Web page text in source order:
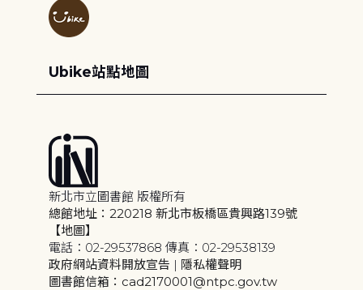
Ubike站點地圖
新北市立圖書館 版權所有
總館地址：220218 新北市板橋區貴興路139號
【地圖】
電話：02-29537868 傳真：02-29538139
政府網站資料開放宣告 | 隱私權聲明
圖書館信箱：cad2170001@ntpc.gov.tw